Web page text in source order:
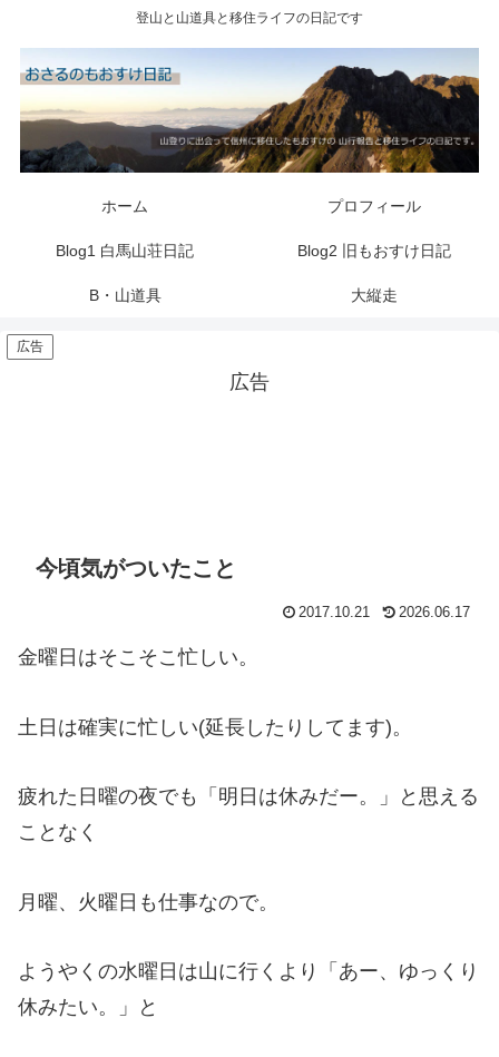
登山と山道具と移住ライフの日記です
ホーム プロフィール
Blog1 白馬山荘日記 Blog2 旧もおすけ日記
B・山道具 大縦走
広告
広告
今頃気がついたこと
2017.10.21 2026.06.17
金曜日はそこそこ忙しい。
土日は確実に忙しい(延長したりしてます)。
疲れた日曜の夜でも「明日は休みだー。」と思える
ことなく
月曜、火曜日も仕事なので。
ようやくの水曜日は山に行くより「あー、ゆっくり
休みたい。」と